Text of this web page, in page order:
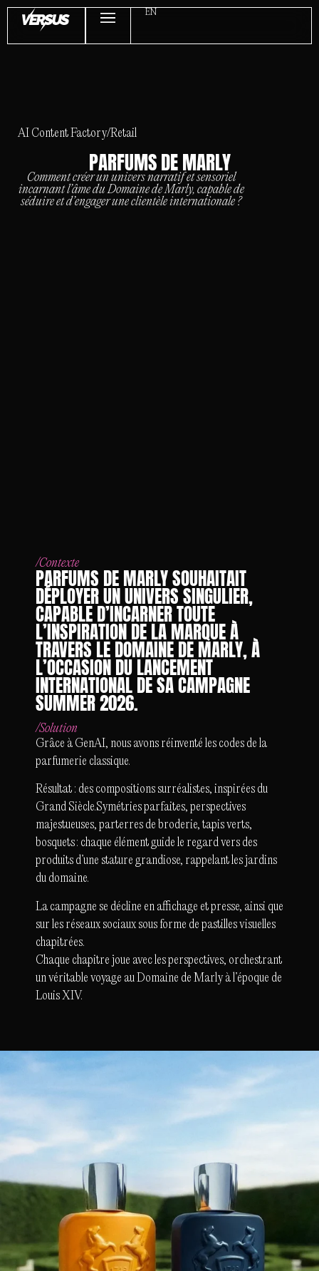
EN
AI Content Factory/Retail
PARFUMS DE MARLY
Comment créer un univers narratif et sensoriel
incarnant l’âme du Domaine de Marly, capable de
séduire et d’engager une clientèle internationale ?
/Contexte
PARFUMS DE MARLY SOUHAITAIT
DÉPLOYER UN UNIVERS SINGULIER,
CAPABLE D’INCARNER TOUTE
L’INSPIRATION DE LA MARQUE À
TRAVERS LE DOMAINE DE MARLY, À
L’OCCASION DU LANCEMENT
INTERNATIONAL DE SA CAMPAGNE
SUMMER 2026.
/Solution
Grâce à GenAI, nous avons réinventé les codes de la
parfumerie classique.
Résultat : des compositions surréalistes, inspirées du
Grand Siècle.Symétries parfaites, perspectives
majestueuses, parterres de broderie, tapis verts,
bosquets : chaque élément guide le regard vers des
produits d’une stature grandiose, rappelant les jardins
du domaine.
La campagne se décline en affichage et presse, ainsi que
sur les réseaux sociaux sous forme de pastilles visuelles
chapitrées.
Chaque chapitre joue avec les perspectives, orchestrant
un véritable voyage au Domaine de Marly à l’époque de
Louis XIV.